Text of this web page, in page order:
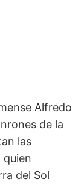
Alfredo
de la
las
quien
del Sol